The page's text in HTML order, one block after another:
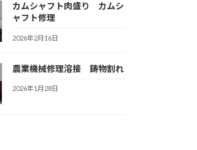
カムシャフト肉盛り カムシ
ャフト修理
2026年2月16日
農業機械修理溶接 鋳物割れ
2026年1月28日